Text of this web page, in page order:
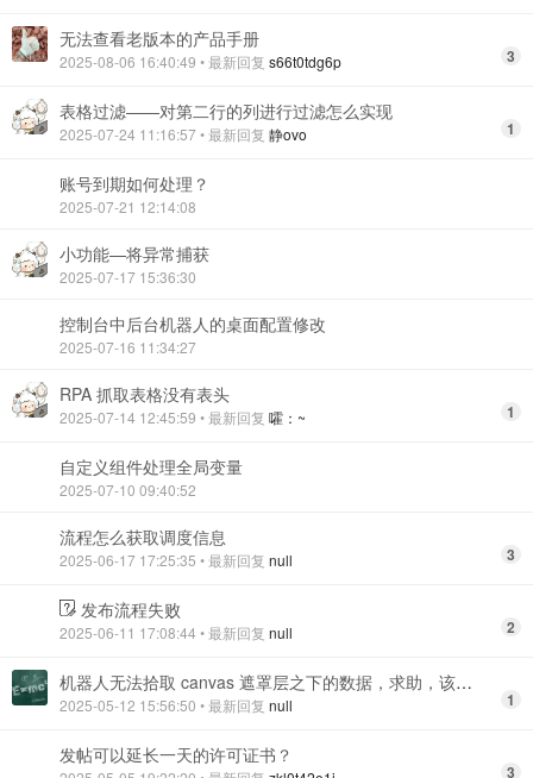
无法查看老版本的产品手册
2025-08-06 16:40:49 • 最新回复 s66t0tdg6p 3
表格过滤——对第二行的列进行过滤怎么实现
2025-07-24 11:16:57 • 最新回复 静ovo 1
账号到期如何处理？
2025-07-21 12:14:08
小功能—将异常捕获
2025-07-17 15:36:30
控制台中后台机器人的桌面配置修改
2025-07-16 11:34:27
RPA 抓取表格没有表头
2025-07-14 12:45:59 • 最新回复 嚯：~ 1
自定义组件处理全局变量
2025-07-10 09:40:52
流程怎么获取调度信息
2025-06-17 17:25:35 • 最新回复 null 3
发布流程失败
2025-06-11 17:08:44 • 最新回复 null 2
机器人无法拾取 canvas 遮罩层之下的数据，求助，该如何解决？
2025-05-12 15:56:50 • 最新回复 null 1
发帖可以延长一天的许可证书？
3